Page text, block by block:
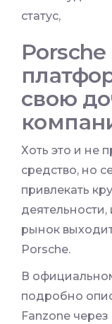
статус,
Porsche
свою
Хоть это и не
средство, но
привлекать
рынок
Porsche.
В
подробно
Fanzone